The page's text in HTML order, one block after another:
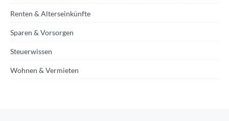
Renten & Alterseinkünfte
Sparen & Vorsorgen
Steuerwissen
Wohnen & Vermieten